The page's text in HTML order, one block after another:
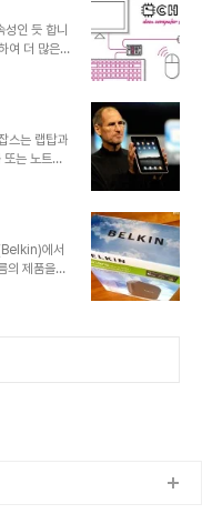
화가 뒤따르
성적이라
많은 개발
인 듯 합니
여 더 많은
. 보신 분
형태의 다양
중에서도
직 못 보신
놓겠습니다.
셨다는... ^^
스는 랩탑과
는 노트북
리 보면 기
는 의도가
수 있기에 아
OS가 탑재
처음 아이
서 크기만
에서
의 제품을약
으로 가감
에게 좋은